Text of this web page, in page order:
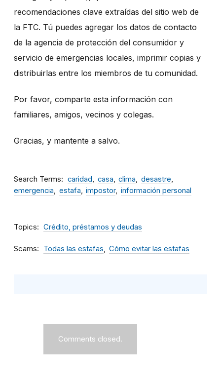
recomendaciones clave extraídas del sitio web de
la FTC. Tú puedes agregar los datos de contacto
de la agencia de protección del consumidor y
servicio de emergencias locales, imprimir copias y
distribuirlas entre los miembros de tu comunidad.
Por favor, comparte esta información con
familiares, amigos, vecinos y colegas.
Gracias, y mantente a salvo.
Search Terms caridad casa clima
desastre
emergencia
estafa impostor información personal
Topics Crédito, préstamos y deudas
Scams Todas las estafas Cómo evitar las estafas
Comments closed.